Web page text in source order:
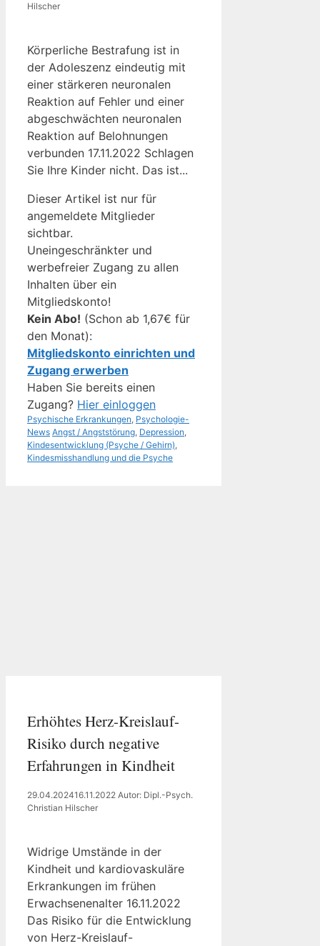
Hilscher
Körperliche Bestrafung ist in
der Adoleszenz eindeutig mit
einer stärkeren neuronalen
Reaktion auf Fehler und einer
abgeschwächten neuronalen
Reaktion auf Belohnungen
verbunden 17.11.2022 Schlagen
Sie Ihre Kinder nicht. Das ist...
Dieser Artikel ist nur für
angemeldete Mitglieder
sichtbar.
Uneingeschränkter und
werbefreier Zugang zu allen
Inhalten über ein
Mitgliedskonto!
Kein Abo! (Schon ab 1,67€ für
den Monat):
Mitgliedskonto einrichten und
Zugang erwerben
Haben Sie bereits einen
Zugang? Hier einloggen
Kategorien
Psychische Erkrankungen, Psychologie-
News Schlagwörter
Angst / Angststörung, Depression,
Kindesentwicklung (Psyche / Gehirn),
Kindesmisshandlung und die Psyche
Erhöhtes Herz-Kreislauf-
Risiko durch negative
Erfahrungen in Kindheit
29.04.202416.11.2022 Autor: Dipl.-Psych.
Christian Hilscher
Widrige Umstände in der
Kindheit und kardiovaskuläre
Erkrankungen im frühen
Erwachsenenalter 16.11.2022
Das Risiko für die Entwicklung
von Herz-Kreislauf-